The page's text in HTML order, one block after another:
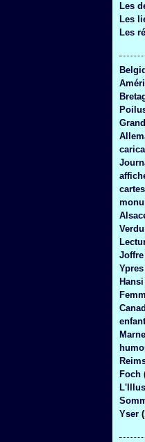
Les
Les
Les
Joffre
Ypres
Hansi
Marne
Foch
Yser